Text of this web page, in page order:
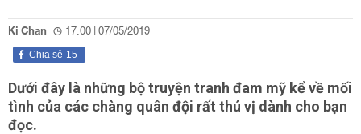
Ki Chan 17:00 | 07/05/2019
15
Chia sẻ
Dưới đây là những bộtruyện tranh đam mỹ kể về mối
tình của các chàng quân đội rất thú vị dành cho bạn
đọc.